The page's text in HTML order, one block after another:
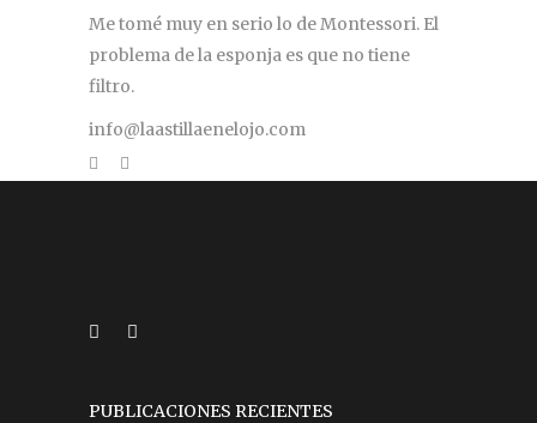
Me tomé muy en serio lo de Montessori. El
problema de la esponja es que no tiene
filtro.
info@laastillaenelojo.com
PUBLICACIONES RECIENTES